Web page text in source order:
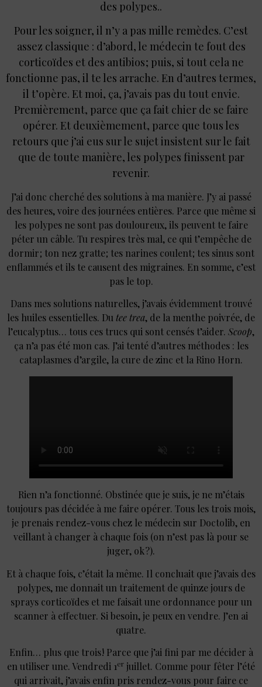
des polypes..
Pour les soigner, il n’y a pas mille remèdes. C’est
assez classique : d’abord, le médecin te fout des
corticoïdes et des antibios ; puis, si tout cela ne
fonctionne pas, il te les arrache. En d’autres termes,
il t’opère. Et moi, ça, j’avais pas du tout envie.
Premièrement, parce que ça fait chier de se faire
opérer. Et deuxièmement, parce que tous les
retours que j’ai eus sur le sujet insistent sur le fait
que de toute manière, les polypes finissent par
revenir.
J’ai donc cherché des solutions à ma manière. J’y ai passé
des heures, voire des journées entières. Parce que même si
les polypes ne sont pas douloureux, ils peuvent te faire
péter un câble. Tu respires très mal, ce qui t’empêche de
dormir ; ton nez gratte ; tes narines coulent ; tes sinus sont
enflammés et ils te causent des migraines. En somme, c’est
pas le top.
Dans mes solutions naturelles, j’avais évidemment trouvé
les huiles essentielles. Du tee trea, de la menthe poivrée, de
l’eucalyptus… tous ces trucs qui sont censés t’aider. Scoop,
ça n’a pas été mon cas. J’ai tenté d’autres méthodes : les
cataplasmes d’argile, la cure de zinc et la Rino Horn.
Rien n’a fonctionné. Obstinée que je suis, je ne m’étais
toujours pas décidée à me faire opérer. Tous les trois mois,
je prenais rendez-vous chez le médecin sur Doctolib, en
veillant à changer à chaque fois (on n’est pas là pour se
juger, ok ?).
Et à chaque fois, c’était la même. Il concluait que j’avais des
polypes, me donnait un traitement de quinze jours de
sprays corticoïdes et me faisait une ordonnance pour un
scanner à effectuer. Si besoin, je peux en vendre. J’en ai
quatre.
Enfin… plus que trois ! Parce que j’ai fini par me décider à
en utiliser une. Vendredi 1er juillet. Comme pour fêter l’été
qui arrivait, j’avais enfin pris rendez-vous pour faire ce